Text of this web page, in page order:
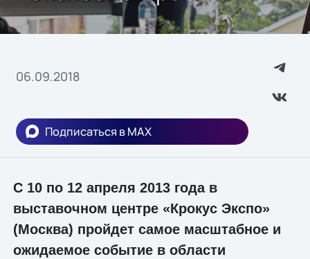
06.09.2018
Подписаться в MAX
С 10 по 12 апреля 2013 года в
выставочном центре «Крокус Экспо»
(Москва) пройдет самое масштабное и
ожидаемое событие в области